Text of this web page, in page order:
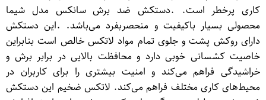
کاری پرخطر است. .دستکش ضد برش سانکس مدل شیما
محصولی بسیار باکیفیت و منحصربفرد می‌باشد. .این دستکش
دارای روکش پشت و جلوی تمام مواد لاتکس خالص است بنابراین
خاصیت کشسانی خوبی دارد و محافظت بالایی در برابر برش و
خراشیدگی فراهم می‌کند و امنیت بیشتری را برای کاربران در
محیط‌های کاری مختلف فراهم می‌کند. لاتکس ضخیم این دستکش